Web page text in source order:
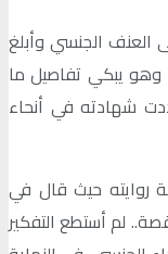
العنف الجنسي وأبلغ
وهو يبكي تفاصيل ما
شهادته في أنحاء
روايته حيث قال في
لم أستطع التفكير